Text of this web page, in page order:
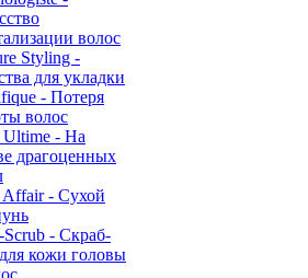
волос
Styling -
для укладки
- Потеря
волос
- На
драгоценных
Affair - Сухой
Scrub - Скраб-
кожи головы